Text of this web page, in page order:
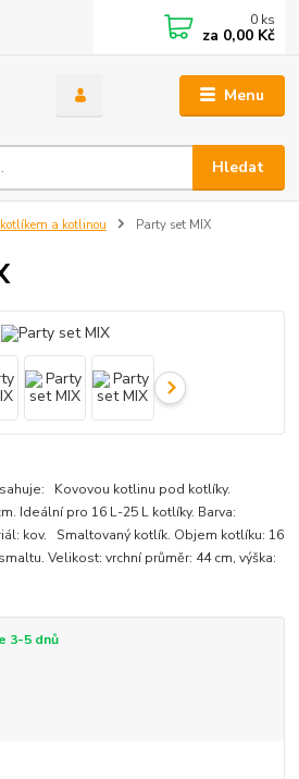
Menu
Hledat
0 ks
za 0,00 Kč
a kotlinou Party set MIX
Kovovou kotlinu pod kotlíky.
Ideální pro 16 L-25 L kotlíky. Barva:
kov. Smaltovaný kotlík. Objem kotlíku: 16
Velikost: vrchní průměr: 44 cm, výška:
3-5 dnů